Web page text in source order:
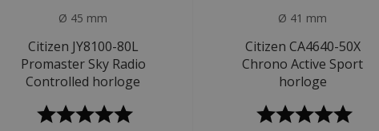
Ø 45 mm
Citizen JY8100-80L
Promaster Sky Radio
Controlled horloge
Ø 41 mm
Citizen CA4640-50X
Chrono Active Sport
horloge